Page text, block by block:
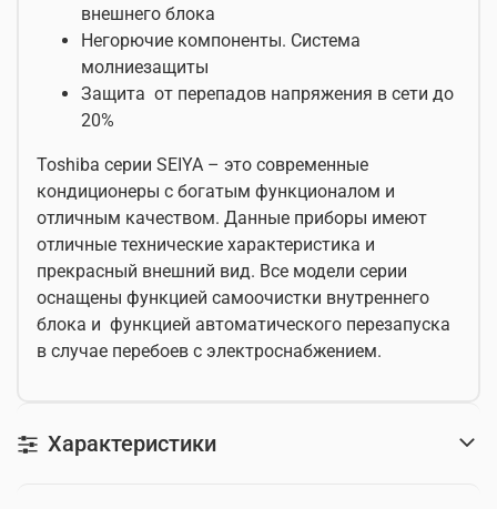
внешнего блока
Негорючие компоненты. Система
молниезащиты
Защита от перепадов напряжения в сети до
20%
Toshiba серии SEIYA – это современные
кондиционеры с богатым функционалом и
отличным качеством. Данные приборы имеют
отличные технические характеристика и
прекрасный внешний вид. Все модели серии
оснащены функцией самоочистки внутреннего
блока и функцией автоматического перезапуска
в случае перебоев с электроснабжением.
Характеристики